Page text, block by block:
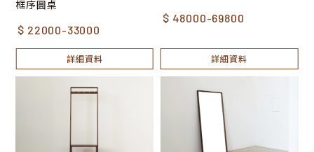
框序圓桌
$ 22000-33000
詳細資料
$ 48000-69800
詳細資料